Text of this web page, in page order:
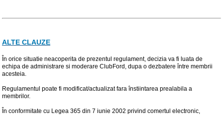
ALTE CLAUZE
În orice situatie neacoperita de prezentul regulament, decizia va fi luata de
echipa de administrare si moderare ClubFord, dupa o dezbatere între membrii
acesteia.
Regulamentul poate fi modificat/actualizat fara înstiintarea prealabila a
membrilor.
În conformitate cu Legea 365 din 7 iunie 2002 privind comertul electronic,